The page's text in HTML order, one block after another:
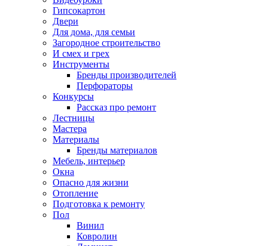
Гипсокартон
Двери
Для дома, для семьи
Загородное строительство
И смех и грех
Инструменты
Бренды производителей
Перфораторы
Конкурсы
Рассказ про ремонт
Лестницы
Мастера
Материалы
Бренды материалов
Мебель, интерьер
Окна
Опасно для жизни
Отопление
Подготовка к ремонту
Пол
Винил
Ковролин